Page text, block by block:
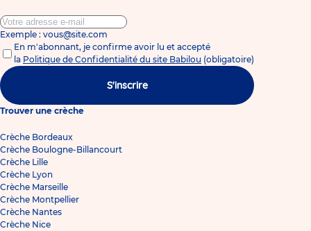
Exemple : vous@site.com
En m'abonnant, je confirme avoir lu et accepté
la Politique de Confidentialité du site Babilou (obligatoire)
S'inscrire
Trouver une crèche
Crèche Bordeaux
Crèche Boulogne-Billancourt
Crèche Lille
Crèche Lyon
Crèche Marseille
Crèche Montpellier
Crèche Nantes
Crèche Nice